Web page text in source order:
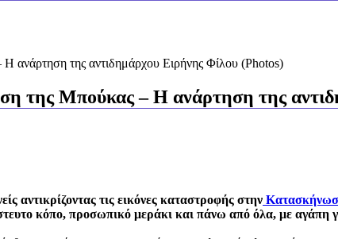
ανάρτηση της αντιδημάρχου Ειρήνης Φίλου (Photos)
της Μπούκας – Η ανάρτηση της
αντικρίζοντας τις εικόνες καταστροφής στην
κόπο, προσωπικό μεράκι και πάνω από όλα, με αγάπη